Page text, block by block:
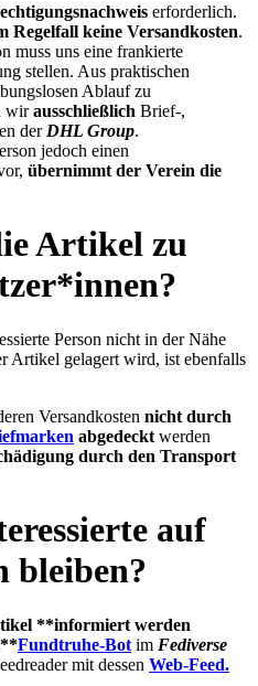
erforderlich.
Regelfall keine Versandkosten.
muss uns eine frankierte
stellen. Aus praktischen
Ablauf zu
wirausschließlich Brief-,
der DHL Group.
jedoch einen
übernimmt der Verein die
Artikel zu
Person nicht in der Nähe
Artikel gelagert wird, ist ebenfalls
Versandkosten nicht durch
abgedeckt werden
durch den Transport
auf
bleiben?
**informiert werden
**Fundtruhe-Bot im Fediverse
mit dessen Web-Feed.